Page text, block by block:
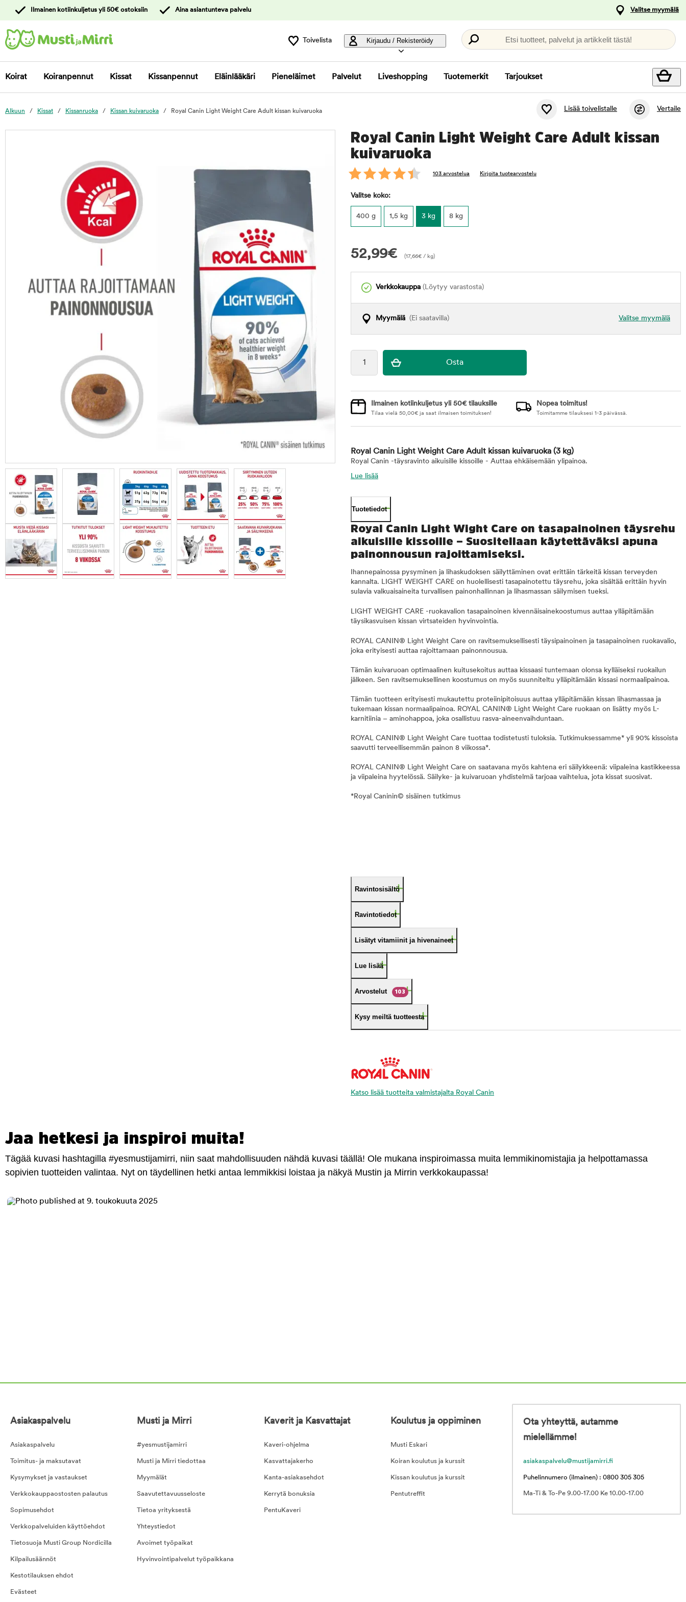
asiakaspalveluun
Ilmainen kotiinkuljetus yli 50€ ostoksiin Aina asiantunteva palvelu Valitse myymälä
Toivelista Kirjaudu / Rekisteröidy Etsi tuotteet, palvelut ja artikkelit tästä!
Koirat Koiranpennut Kissat Kissanpennut Eläinlääkäri Pieneläimet Palvelut Liveshopping Tuotemerkit Tarjoukset
Alkuun Kissat Kissanruoka Kissan kuivaruoka Royal Canin Light Weight Care Adult kissan kuivaruoka Lisää toivelistalle Vertaile
Royal Canin Light Weight Care Adult kissan
kuivaruoka
103 arvostelua Kirjoita tuotearvostelu
Valitse koko:
400 g 1,5 kg 3 kg 8 kg
52,99€ (17,66€ / kg)
Verkkokauppa (Löytyy varastosta)
Valitse myymälä
Myymälä (Ei saatavilla)
Ilmainen kotiinkuljetus yli 50€ tilauksille
Tilaa vielä 50,00€ ja saat ilmaisen toimituksen!
Nopea toimitus!
Toimitamme tilauksesi 1-3 päivässä.
Royal Canin Light Weight Care Adult kissan kuivaruoka (3 kg)
Royal Canin -täysravinto aikuisille kissoille - Auttaa ehkäisemään ylipainoa.
Lue lisää
Tuotetiedot
Royal Canin Light Wight Care on tasapainoinen täysrehu
aikuisille kissoille – Suositellaan käytettäväksi apuna
painonnousun rajoittamiseksi.
Ihannepainossa pysyminen ja lihaskudoksen säilyttäminen ovat erittäin tärkeitä kissan terveyden
kannalta. LIGHT WEIGHT CARE on huolellisesti tasapainotettu täysrehu, joka sisältää erittäin hyvin
sulavia valkuaisaineita turvallisen painonhallinnan ja lihasmassan säilymisen tueksi.
LIGHT WEIGHT CARE -ruokavalion tasapainoinen kivennäisainekoostumus auttaa ylläpitämään
täysikasvuisen kissan virtsateiden hyvinvointia.
ROYAL CANIN® Light Weight Care on ravitsemuksellisesti täysipainoinen ja tasapainoinen ruokavalio,
joka erityisesti auttaa rajoittamaan painonnousua.
Tämän kuivaruoan optimaalinen kuitusekoitus auttaa kissaasi tuntemaan olonsa kylläiseksi ruokailun
jälkeen. Sen ravitsemuksellinen koostumus on myös suunniteltu ylläpitämään kissasi normaalipainoa.
Tämän tuotteen erityisesti mukautettu proteiinipitoisuus auttaa ylläpitämään kissan lihasmassaa ja
tukemaan kissan normaalipainoa. ROYAL CANIN® Light Weight Care ruokaan on lisätty myös L-
karnitiinia – aminohappoa, joka osallistuu rasva-aineenvaihduntaan.
ROYAL CANIN® Light Weight Care tuottaa todistetusti tuloksia. Tutkimuksessamme* yli 90% kissoista
saavutti terveellisemmän painon 8 viikossa*.
ROYAL CANIN® Light Weight Care on saatavana myös kahtena eri säilykkeenä: viipaleina kastikkeessa
ja viipaleina hyytelössä. Säilyke- ja kuivaruoan yhdistelmä tarjoaa vaihtelua, jota kissat suosivat.
*Royal Caninin© sisäinen tutkimus
Ravintosisältö
Ravintotiedot
Lisätyt vitamiinit ja hivenaineet
Lue lisää
Arvostelut 103
Kysy meiltä tuotteesta
Katso lisää tuotteita valmistajalta Royal Canin
Jaa hetkesi ja inspiroi muita!
Tägää kuvasi hashtagilla #yesmustijamirri, niin saat mahdollisuuden nähdä kuvasi täällä! Ole mukana inspiroimassa muita lemmikinomistajia ja helpottamassa
sopivien tuotteiden valintaa. Nyt on täydellinen hetki antaa lemmikkisi loistaa ja näkyä Mustin ja Mirrin verkkokaupassa!
Asiakaspalvelu
Asiakaspalvelu
Toimitus- ja maksutavat
Kysymykset ja vastaukset
Verkkokauppaostosten palautus
Sopimusehdot
Verkkopalveluiden käyttöehdot
Tietosuoja Musti Group Nordicilla
Kilpailusäännöt
Kestotilauksen ehdot
Evästeet
Musti ja Mirri
#yesmustijamirri
Musti ja Mirri tiedottaa
Myymälät
Saavutettavuusseloste
Tietoa yrityksestä
Yhteystiedot
Avoimet työpaikat
Hyvinvointipalvelut työpaikkana
Kaverit ja Kasvattajat
Kaveri-ohjelma
Kasvattajakerho
Kanta-asiakasehdot
Kerrytä bonuksia
PentuKaveri
Koulutus ja oppiminen
Musti Eskari
Koiran koulutus ja kurssit
Kissan koulutus ja kurssit
Pentutreffit
Ota yhteyttä, autamme
mielellämme!
asiakaspalvelu@mustijamirri.fi
Puhelinnumero (ilmainen) : 0800 305 305
Ma-Ti & To-Pe 9.00-17.00 Ke 10.00-17.00